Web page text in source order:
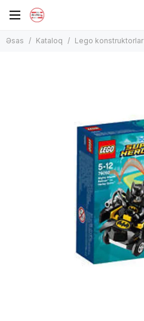
Lego konstruktorlar
Lego Disney və Friends
Əsas Kataloq Lego konstruktorlar